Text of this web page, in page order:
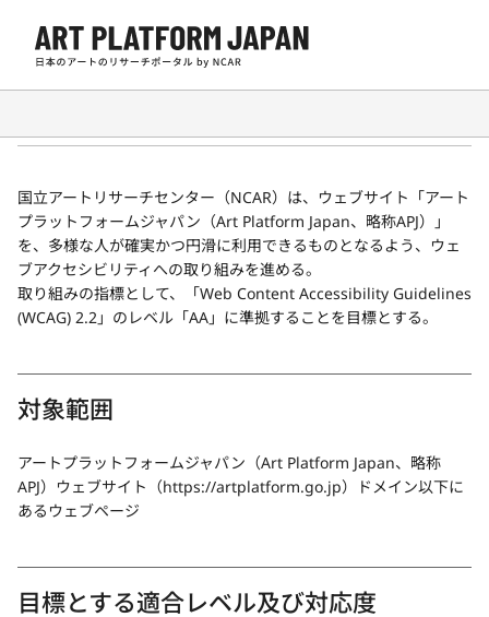
ウェブアクセシビリティポリシー
国立アートリサーチセンター（NCAR）は、ウェブサイト「アート
プラットフォームジャパン（Art Platform Japan、略称APJ）」
を、多様な人が確実かつ円滑に利用できるものとなるよう、ウェ
ブアクセシビリティへの取り組みを進める。
取り組みの指標として、「Web Content Accessibility Guidelines
(WCAG) 2.2」のレベル「AA」に準拠することを目標とする。
対象範囲
アートプラットフォームジャパン（Art Platform Japan、略称
APJ）ウェブサイト（https://artplatform.go.jp）ドメイン以下に
あるウェブページ
目標とする適合レベル及び対応度